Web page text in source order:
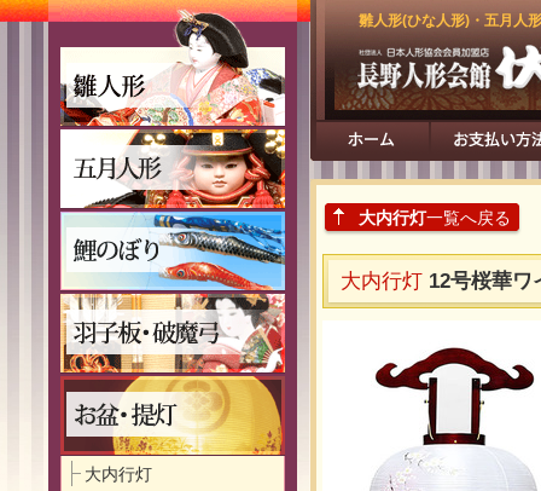
雛人形(ひな人形)・五月人
大内行灯一覧へ戻る
大内行灯 12号桜華
大内行灯